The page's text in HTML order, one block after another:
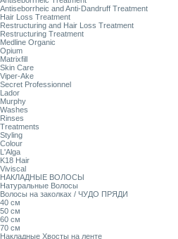
Antiseborrheic and Anti-Dandruff Treatment
Hair Loss Treatment
Restructuring and Hair Loss Treatment
Restructuring Treatment
Medline Organic
Opium
Matrixfill
Skin Care
Viper-Ake
Secret Professionnel
Lador
Murphy
Washes
Rinses
Treatments
Styling
Colour
L'Alga
K18 Hair
Viviscal
НАКЛАДНЫЕ ВОЛОСЫ
Натуральные Волосы
Волосы на заколках / ЧУДО ПРЯДИ
40 см
50 см
60 см
70 см
Накладные Хвосты на ленте